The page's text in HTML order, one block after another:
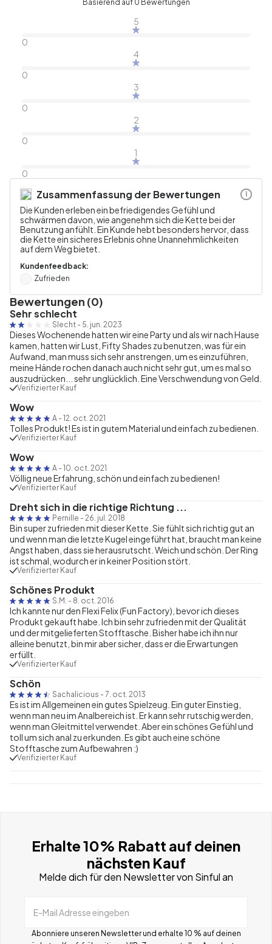
Basierend auf 0 Bewertungen
5
0
4
0
3
0
2
0
1
0
Zusammenfassung der Bewertungen
Die Kunden erleben ein befriedigendes Gefühl und
schwärmen davon, wie angenehm sich die Kette bei der
Benutzung anfühlt. Ein Kunde hebt besonders hervor, dass
die Kette ein sicheres Erlebnis ohne Unannehmlichkeiten
auf dem Weg bietet.
Kundenfeedback:
Zufrieden
i
Bewertungen (0)
Sehr schlecht
Slecht - 5. jun. 2023
Dieses Wochenende hatten wir eine Party und als wir nach Hause
kamen, hatten wir Lust, Fifty Shades zu benutzen, was für ein
Aufwand, man muss sich sehr anstrengen, um es einzuführen,
meine Hände rochen danach auch nicht sehr gut, um es mal so
auszudrücken... sehr unglücklich. Eine Verschwendung von Geld.
Verifizierter Kauf
Wow
A - 12. oct. 2021
Tolles Produkt! Es ist in gutem Material und einfach zu bedienen.
Verifizierter Kauf
Wow
A - 10. oct. 2021
Völlig neue Erfahrung, schön und einfach zu bedienen!
Verifizierter Kauf
Dreht sich in die richtige Richtung ...
Pernille - 26. jul. 2018
Bin super zufrieden mit dieser Kette. Sie fühlt sich richtig gut an
und wenn man die letzte Kugel eingeführt hat, braucht man keine
Angst haben, dass sie herausrutscht. Weich und schön. Der Ring
ist schmal, wodurch er in keiner Position stört.
Verifizierter Kauf
Schönes Produkt
S.M. - 8. oct. 2016
Ich kannte nur den Flexi Felix (Fun Factory), bevor ich dieses
Produkt gekauft habe. Ich bin sehr zufrieden mit der Qualität
und der mitgelieferten Stofftasche. Bisher habe ich ihn nur
alleine benutzt, bin mir aber sicher, dass er die Erwartungen
erfüllt.
Verifizierter Kauf
Schön
Sachalicious - 7. oct. 2013
Es ist im Allgemeinen ein gutes Spielzeug. Ein guter Einstieg,
wenn man neu im Analbereich ist. Er kann sehr rutschig werden,
wenn man Gleitmittel verwendet. Aber ein schönes Gefühl und
toll um sich anal zu erkunden. Es gibt auch eine schöne
Stofftasche zum Aufbewahren :)
Verifizierter Kauf
Erhalte 10% Rabatt auf deinen
nächsten Kauf
Melde dich für den Newsletter von Sinful an
E-Mail Adresse eingeben
Abonniere unseren Newsletter und erhalte 10 % auf deinen